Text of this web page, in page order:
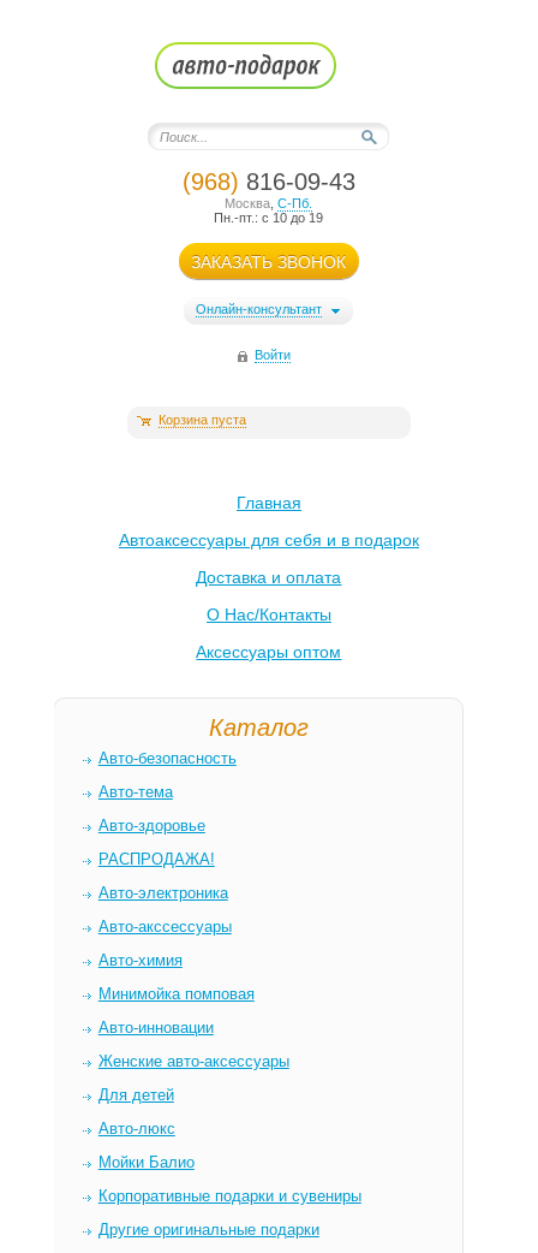
(968) 816-09-43
Москва ,С-Пб.
Пн.-пт.: с 10 до 19
ЗАКАЗАТЬ ЗВОНОК
Онлайн-консультант
Войти
Корзина пуста
Главная
Автоаксессуары для себя и в подарок
Доставка и оплата
О Нас/Контакты
Аксессуары оптом
Каталог
Авто-безопасность
Авто-тема
Авто-здоровье
РАСПРОДАЖА!
Авто-электроника
Авто-акссессуары
Авто-химия
Минимойка помповая
Авто-инновации
Женские авто-аксессуары
Для детей
Авто-люкс
Мойки Балио
Корпоративные подарки и сувениры
Другие оригинальные подарки